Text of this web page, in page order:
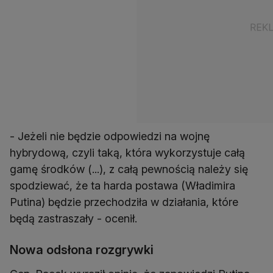
- Jeżeli nie będzie odpowiedzi na wojnę
hybrydową, czyli taką, która wykorzystuje całą
gamę środków (...), z całą pewnością należy się
spodziewać, że ta harda postawa (Władimira
Putina) będzie przechodziła w działania, które
będą zastraszały - ocenił.
Nowa odsłona rozgrywki